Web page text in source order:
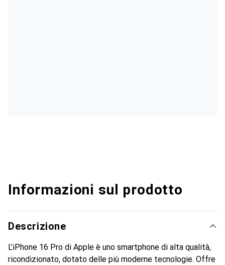
Informazioni sul prodotto
Descrizione
L'iPhone 16 Pro di Apple è uno smartphone di alta qualità,
ricondizionato, dotato delle più moderne tecnologie. Offre